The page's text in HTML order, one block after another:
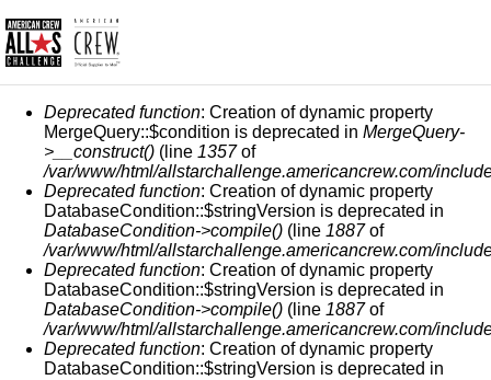
FEHLERMELDUNG
Deprecated function: Creation of dynamic property
MergeQuery::$condition is deprecated in MergeQuery-
>__construct() (line 1357of
/var/www/html/allstarchallenge.americancrew.com/
Deprecated function: Creation of dynamic property
DatabaseCondition::$stringVersion is deprecated in
DatabaseCondition->compile() (line 1887of
/var/www/html/allstarchallenge.americancrew.com/
Deprecated function: Creation of dynamic property
DatabaseCondition::$stringVersion is deprecated in
DatabaseCondition->compile() (line 1887of
/var/www/html/allstarchallenge.americancrew.com/
Deprecated function: Creation of dynamic property
DatabaseCondition::$stringVersion is deprecated in